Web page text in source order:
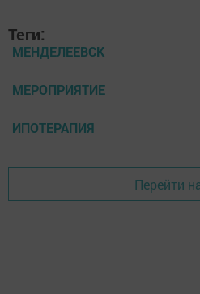
Теги:
МЕНДЕЛЕЕВСК
МЕРОПРИЯТИЕ
ИПОТЕРАПИЯ
Перейти